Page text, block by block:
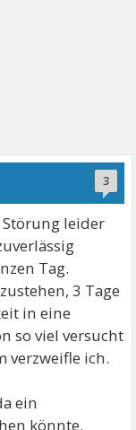
3
leider
Tag.
3 Tage
in eine
so viel versucht
verzweifle ich.
ein
könnte.